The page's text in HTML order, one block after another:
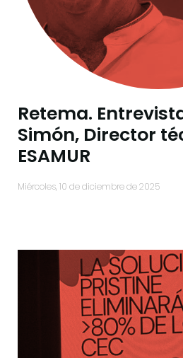
Retema.
Simón, Director
ESAMUR
miércoles, 10 de diciembre de 2025